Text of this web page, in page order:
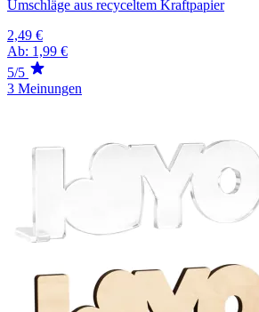
Umschläge aus recyceltem Kraftpapier
2,49 €
Ab: 1,99 €
5/5
3 Meinungen